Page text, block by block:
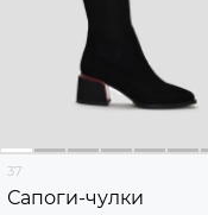
37
Сапоги-чулки